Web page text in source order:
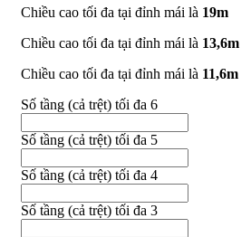
Chiều cao tối đa tại đỉnh mái là 19m
Chiều cao tối đa tại đỉnh mái là 13,6m
Chiều cao tối đa tại đỉnh mái là 11,6m
Số tầng (cả trệt) tối đa 6
Số tầng (cả trệt) tối đa 5
Số tầng (cả trệt) tối đa 4
Số tầng (cả trệt) tối đa 3